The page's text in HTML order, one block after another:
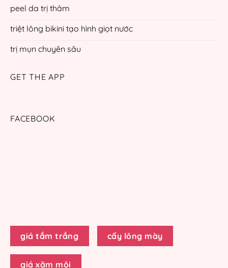
peel da trị thâm
triệt lông bikini tạo hình giọt nước
trị mụn chuyên sâu
GET THE APP
FACEBOOK
giá tắm trắng cấy lông mày
giá xăm môi